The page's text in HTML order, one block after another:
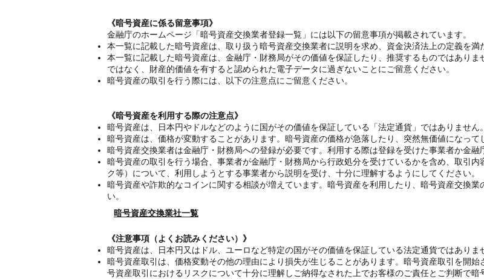
《暗号資産に係る留意事項》
金融庁のホームページ「暗号資産交換業者登録一覧」には以下の留意事項が掲載されています。
本一覧に記載した暗号資産は、取り扱う暗号資産交換業者に説明を求め、資金決済法上の定義を満
本一覧に記載した暗号資産は、金融庁・財務局がその価値を保証したり、推奨するものではあり
ではなく、財産的価値を有すると認められた電子データに過ぎないことにご留意ください。
暗号資産の取引を行う際には、以下の注意点にご留意ください。
《暗号資産を利用する際の注意点》
暗号資産は、日本円やドルなどのように国がその価値を保証している「法定通貨」ではありません
暗号資産は、価格が変動することがあります。暗号資産の価格が急落したり、突然無価値になって
暗号資産交換業者は金融庁・財務局への登録が必要です。利用する際は登録を受けた事業者か金融
暗号資産の取引を行う場合、事業者が金融庁・財務局から行政処分を受けているかを含め、取引
ク等）について、利用しようとする事業者から説明を受け、十分に理解するようにしてください。
暗号資産や詐欺的なコインに関する相談が増えています。暗号資産を利用したり、暗号資産交換
い。
暗号資産交換業社一覧
《注意事項（よくお読みください）》
暗号資産は、日本円又はドル、ユーロなど特定の国がその価値を保証している法定通貨ではありま
暗号資産取引は、価格変動その他の理由により損失が生じることがあります。暗号資産取引を開
号資産取引におけるリスクについて十分に理解しご納得なされた上でお客様のご責任とご判断で暗